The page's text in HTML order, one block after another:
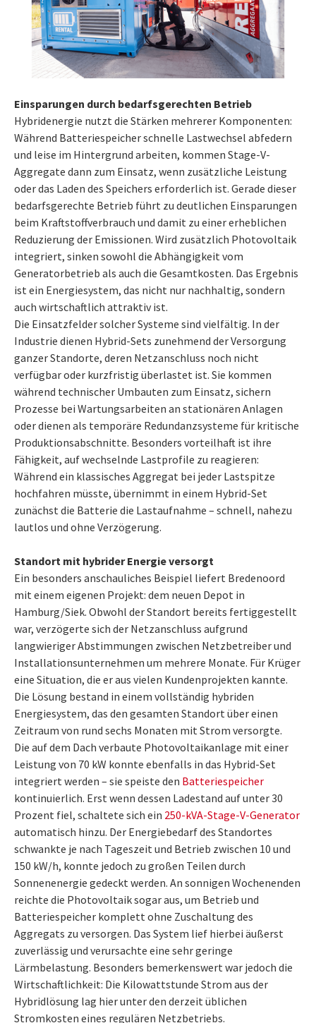
Einsparungen durch bedarfsgerechten Betrieb
Hybridenergie nutzt die Stärken mehrerer Komponenten:
Während Batteriespeicher schnelle Lastwechsel abfedern
und leise im Hintergrund arbeiten, kommen Stage-V-
Aggregate dann zum Einsatz, wenn zusätzliche Leistung
oder das Laden des Speichers erforderlich ist. Gerade dieser
bedarfsgerechte Betrieb führt zu deutlichen Einsparungen
beim Kraftstoffverbrauch und damit zu einer erheblichen
Reduzierung der Emissionen. Wird zusätzlich Photovoltaik
integriert, sinken sowohl die Abhängigkeit vom
Generatorbetrieb als auch die Gesamtkosten. Das Ergebnis
ist ein Energiesystem, das nicht nur nachhaltig, sondern
auch wirtschaftlich attraktiv ist.
Die Einsatzfelder solcher Systeme sind vielfältig. In der
Industrie dienen Hybrid-Sets zunehmend der Versorgung
ganzer Standorte, deren Netzanschluss noch nicht
verfügbar oder kurzfristig überlastet ist. Sie kommen
während technischer Umbauten zum Einsatz, sichern
Prozesse bei Wartungsarbeiten an stationären Anlagen
oder dienen als temporäre Redundanzsysteme für kritische
Produktionsabschnitte. Besonders vorteilhaft ist ihre
Fähigkeit, auf wechselnde Lastprofile zu reagieren:
Während ein klassisches Aggregat bei jeder Lastspitze
hochfahren müsste, übernimmt in einem Hybrid-Set
zunächst die Batterie die Lastaufnahme – schnell, nahezu
lautlos und ohne Verzögerung.
Standort mit hybrider Energie versorgt
Ein besonders anschauliches Beispiel liefert Bredenoord
mit einem eigenen Projekt: dem neuen Depot in
Hamburg/Siek. Obwohl der Standort bereits fertiggestellt
war, verzögerte sich der Netzanschluss aufgrund
langwieriger Abstimmungen zwischen Netzbetreiber und
Installationsunternehmen um mehrere Monate. Für Krüger
eine Situation, die er aus vielen Kundenprojekten kannte.
Die Lösung bestand in einem vollständig hybriden
Energiesystem, das den gesamten Standort über einen
Zeitraum von rund sechs Monaten mit Strom versorgte.
Die auf dem Dach verbaute Photovoltaikanlage mit einer
Leistung von 70 kW konnte ebenfalls in das Hybrid-Set
integriert werden – sie speiste den Batteriespeicher
kontinuierlich. Erst wenn dessen Ladestand auf unter 30
Prozent fiel, schaltete sich ein 250-kVA-Stage-V-Generator
automatisch hinzu. Der Energiebedarf des Standortes
schwankte je nach Tageszeit und Betrieb zwischen 10 und
150 kW/h, konnte jedoch zu großen Teilen durch
Sonnenenergie gedeckt werden. An sonnigen Wochenenden
reichte die Photovoltaik sogar aus, um Betrieb und
Batteriespeicher komplett ohne Zuschaltung des
Aggregats zu versorgen. Das System lief hierbei äußerst
zuverlässig und verursachte eine sehr geringe
Lärmbelastung. Besonders bemerkenswert war jedoch die
Wirtschaftlichkeit: Die Kilowattstunde Strom aus der
Hybridlösung lag hier unter den derzeit üblichen
Stromkosten eines regulären Netzbetriebs.